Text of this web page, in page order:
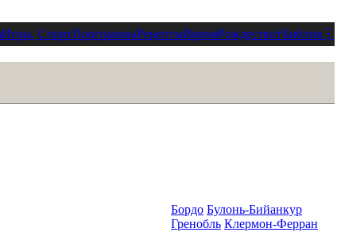
Игры, СпортПрограммыРецептыВремяРождество†Библия ⋮
Бордо Булонь-Бийанкур
Гренобль Клермон-Ферран